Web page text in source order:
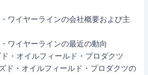
ワイヤーラインの会社概要および主
ワイヤーラインの最近の動向
・オイルフィールド・プロダクツ
ド・オイルフィールド・プロダクツの